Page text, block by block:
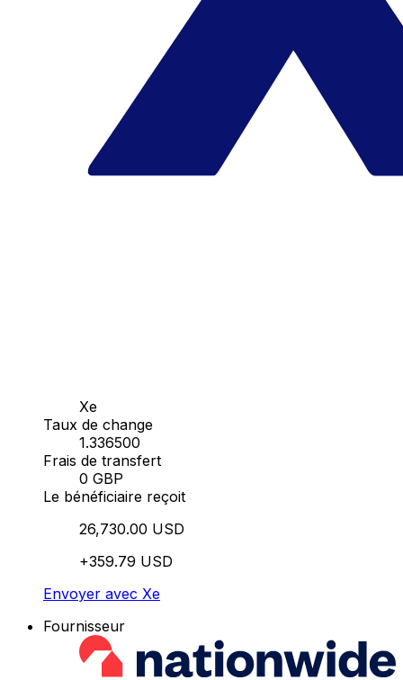
Xe
Taux de change
1.336500
Frais de transfert
0 GBP
Le bénéficiaire reçoit
26,730.00 USD
+359.79 USD
Envoyer avec Xe
Fournisseur